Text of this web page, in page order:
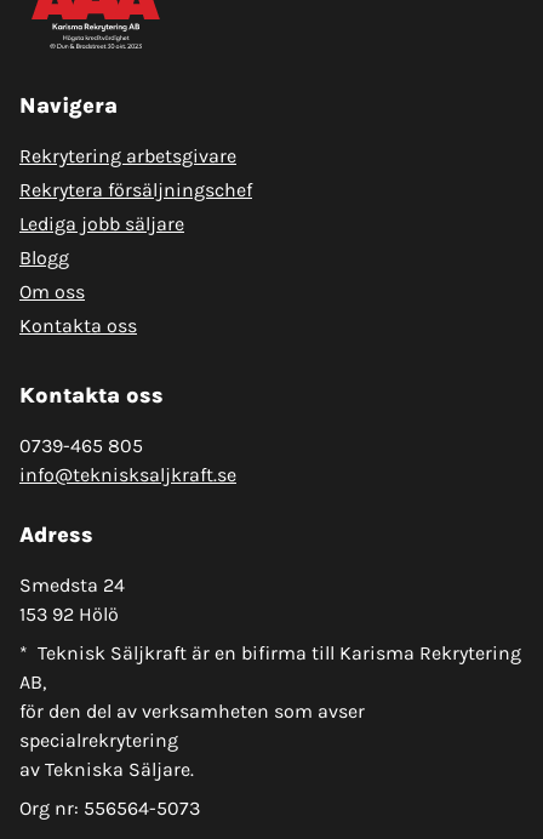
Navigera
Rekrytering arbetsgivare
Rekrytera försäljningschef
Lediga jobb säljare
Blogg
Om oss
Kontakta oss
Kontakta oss
0739-465 805
info@teknisksaljkraft.se
Adress
Smedsta 24
153 92 Hölö
* Teknisk Säljkraft är en bifirma till Karisma Rekrytering
AB,
för den del av verksamheten som avser
specialrekrytering
av Tekniska Säljare.
Org nr: 556564-5073